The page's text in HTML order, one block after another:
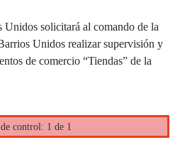
solicitará al comando de la
Unidos realizar supervisión y
de comercio “Tiendas” de la
control: 1 de 1